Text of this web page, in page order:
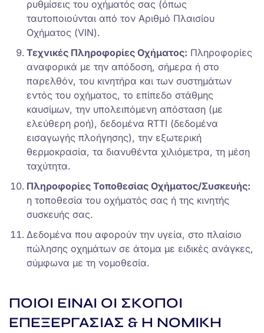
ρυθμίσεις του οχήματός σας (όπως
ταυτοποιούνται από τον Αριθμό Πλαισίου
Οχήματος (VIN).
Τεχνικές Πληροφορίες Οχήματος: Πληροφορίες
αναφορικά με την απόδοση, σήμερα ή στο
παρελθόν, του κινητήρα και των συστημάτων
εντός του οχήματος, το επίπεδο στάθμης
καυσίμων, την υπολειπόμενη απόσταση (με
ελεύθερη ροή), δεδομένα RTTI (δεδομένα
εισαγωγής πλοήγησης), την εξωτερική
θερμοκρασία, τα διανυθέντα χιλιόμετρα, τη μέση
ταχύτητα.
Πληροφορίες Τοποθεσίας Οχήματος/Συσκευής:
η τοποθεσία του οχήματός σας ή της κινητής
συσκευής σας.
Δεδομένα που αφορούν την υγεία, στο πλαίσιο
πώλησης οχημάτων σε άτομα με ειδικές ανάγκες,
σύμφωνα με τη νομοθεσία.
ΠΟΙΟΙ ΕΙΝΑΙ ΟΙ ΣΚΟΠΟΙ
ΕΠΕΞΕΡΓΑΣΙΑΣ & Η ΝΟΜΙΚΗ